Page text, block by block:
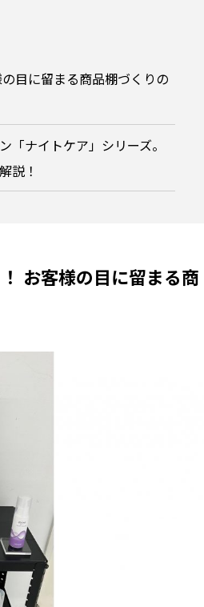
目に留まる商品棚づくりの
ナイトケア」シリーズ。
説！
お客様の目に留まる商